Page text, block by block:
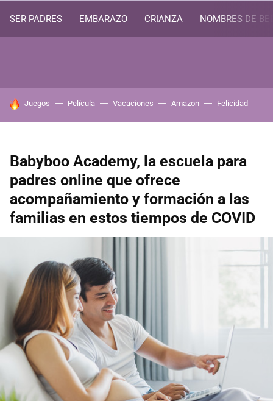
SER PADRES EMBARAZO CRIANZA NOMBRES DE
HOY SE HABLA DE
Juegos Película Vacaciones Amazon Felicidad
Babyboo Academy, la escuela para
padres online que ofrece
acompañamiento y formación a las
familias en estos tiempos de COVID